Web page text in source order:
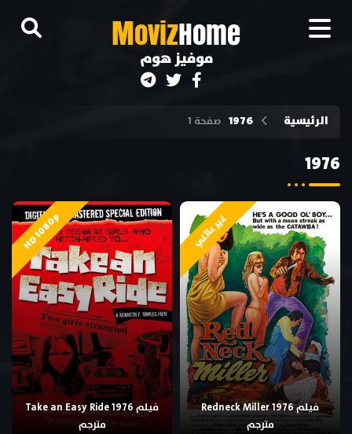
MovizHome
موفيز هوم
الرئيسية 1976 صفحة 1
1976
غير عائلي
فيلم Redneck Miller 1976
مترجم
HD 1080p
فيلم Take an Easy Ride 1976
مترجم